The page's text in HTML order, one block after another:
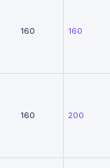
160 160
160 200